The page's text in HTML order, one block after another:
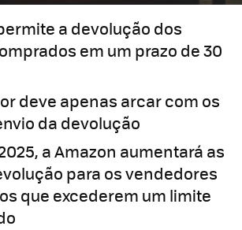
a devolução dos
em um prazo de 30
deve apenas arcar com os
da devolução
a Amazon aumentará as
para os vendedores
que excederem um limite